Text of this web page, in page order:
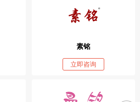
素铭
立即咨询